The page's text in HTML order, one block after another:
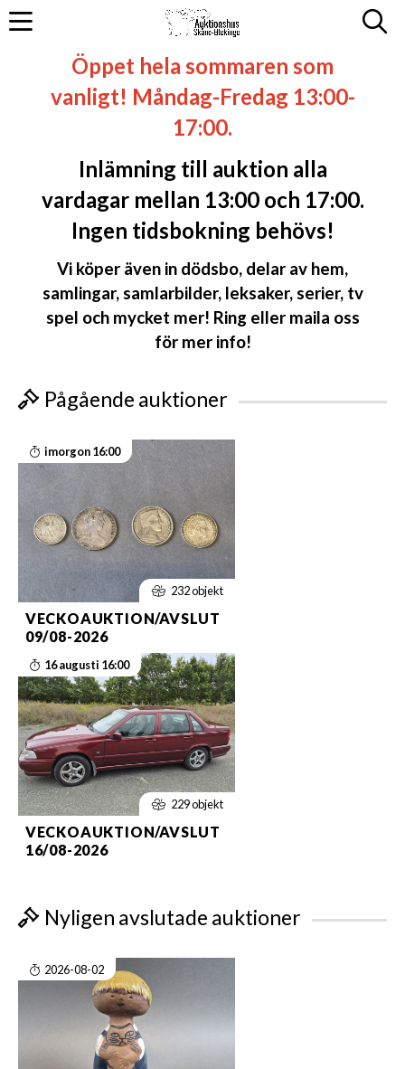
Öppet hela sommaren som
vanligt! Måndag-Fredag 13:00-
17:00.
Inlämning till auktion alla
vardagar mellan 13:00 och 17:00.
Ingen tidsbokning behövs!
Vi köper även in dödsbo, delar av hem,
samlingar, samlarbilder, leksaker, serier, tv
spel och mycket mer! Ring eller maila oss
för mer info!
Pågående auktioner
imorgon 16:00
232 objekt
VECKOAUKTION/AVSLUT
09/08-2026
16 augusti 16:00
229 objekt
VECKOAUKTION/AVSLUT
16/08-2026
Nyligen avslutade auktioner
2026-08-02